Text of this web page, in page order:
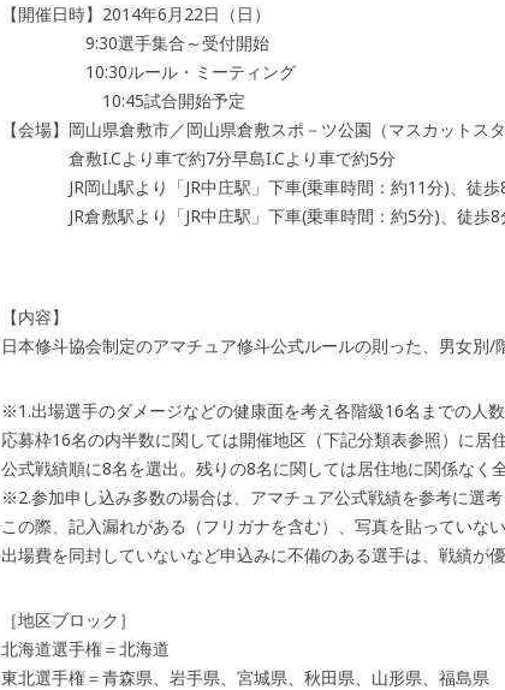
【開催日時】2014年6月22日（日）
9:30選手集合～受付開始
10:30ルール・ミーティング
10:45試合開始予定
【会場】岡山県倉敷市／岡山県倉敷スポ－ツ公園（マスカットス
倉敷I.Cより車で約7分早島I.Cより車で約5分
JR岡山駅より「JR中庄駅」下車(乗車時間：約11分)、徒歩
JR倉敷駅より「JR中庄駅」下車(乗車時間：約5分)、徒歩8
【内容】
日本修斗協会制定のアマチュア修斗公式ルールの則った、男女別/
※1.出場選手のダメージなどの健康面を考え各階級16名までの人
応募枠16名の内半数に関しては開催地区（下記分類表参照）に居
公式戦績順に8名を選出。残りの8名に関しては居住地に関係なく
※2.参加申し込み多数の場合は、アマチュア公式戦績を参考に選
この際、記入漏れがある（フリガナを含む）、写真を貼っていな
出場費を同封していないなど申込みに不備のある選手は、戦績が
［地区ブロック］
北海道選手権＝北海道
東北選手権＝青森県、岩手県、宮城県、秋田県、山形県、福島県